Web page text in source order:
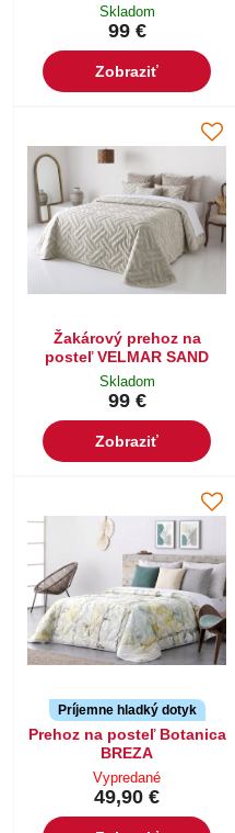
Skladom
99 €
Zobraziť
Žakárový prehoz na
posteľ VELMAR SAND
Skladom
99 €
Zobraziť
Príjemne hladký dotyk
Prehoz na posteľ Botanica
BREZA
Vypredané
49,90 €